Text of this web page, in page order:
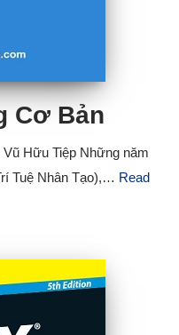
Cơ Bản
Hữu Tiệp Những năm
Tuệ Nhân Tạo),… Read